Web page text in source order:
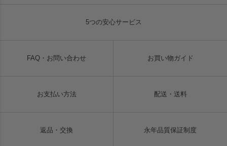
5つの安心サービス
FAQ・お問い合わせ お買い物ガイド
お支払い方法 配送・送料
返品・交換 永年品質保証制度